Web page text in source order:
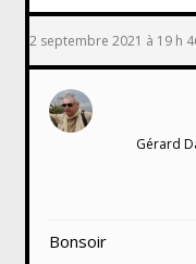
2 septembre 2021 à 19 h
Gérard
Bonsoir